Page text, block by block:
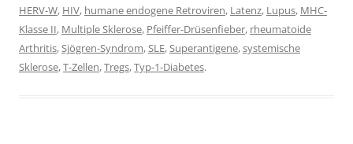
HERV-W, HIV, humane endogene Retroviren, Latenz, Lupus, MHC-
Klasse II, Multiple Sklerose, Pfeiffer-Drüsenfieber, rheumatoide
Arthritis,Sjögren-Syndrom,SLE,Superantigene,systemische
Sklerose,T-Zellen,Tregs,Typ-1-Diabetes.